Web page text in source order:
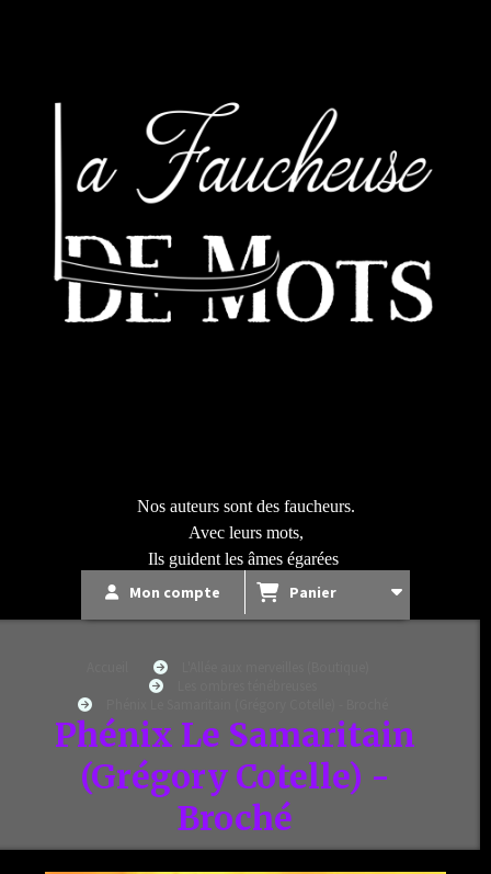
Nos auteurs sont des faucheurs.
Avec leurs mots,
Ils guident les âmes égarées
Mon compte Panier
Phénix Le Samaritain
(Grégory Cotelle) -
Broché